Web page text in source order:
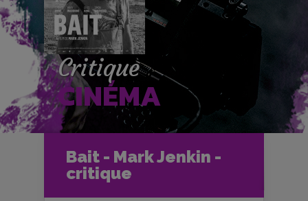
Critique
CINÉMA
Bait - Mark Jenkin -
critique
Accueil
Cinéma
Critiques et fiches films
Bait - Mark Jenkin - critique